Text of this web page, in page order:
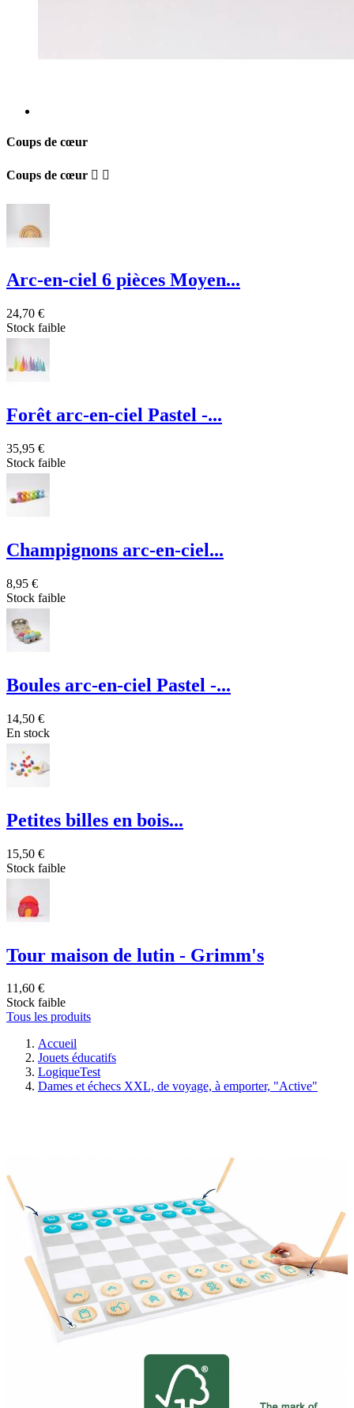
Coups de cœur
Coups de cœur  
Arc-en-ciel 6 pièces Moyen...
24,70 €
Stock faible
Forêt arc-en-ciel Pastel -...
35,95 €
Stock faible
Champignons arc-en-ciel...
8,95 €
Stock faible
Boules arc-en-ciel Pastel -...
14,50 €
En stock
Petites billes en bois...
15,50 €
Stock faible
Tour maison de lutin - Grimm's
11,60 €
Stock faible
Tous les produits
Accueil
Jouets éducatifs
LogiqueTest
Dames et échecs XXL, de voyage, à emporter, "Active"